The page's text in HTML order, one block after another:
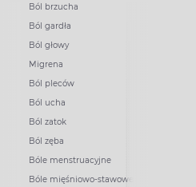
Ból brzucha
Ból gardła
Ból głowy
Migrena
Ból pleców
Ból ucha
Ból zatok
Ból zęba
Bóle menstruacyjne
Bóle mięśniowo-stawowe